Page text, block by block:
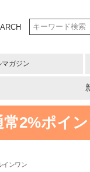
マガジン
常2%ポイ
インワン